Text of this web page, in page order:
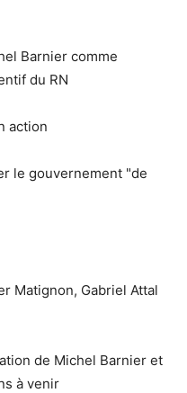
Barnier comme
du RN
action
le gouvernement "de
Matignon, Gabriel Attal
de Michel Barnier et
à venir